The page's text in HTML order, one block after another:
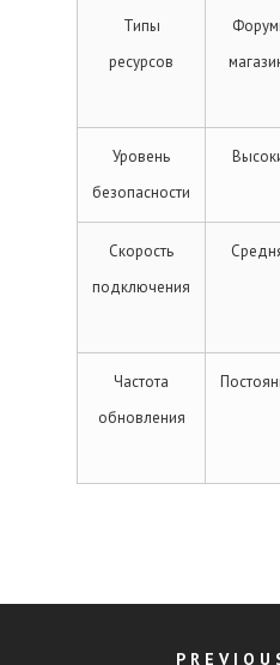
Типы
ресурсов
Уровень
безопасности
Скорость
подключения
Частота
обновления